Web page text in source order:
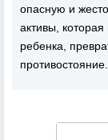
опасную и
активы,
ребенка,
противостояние.